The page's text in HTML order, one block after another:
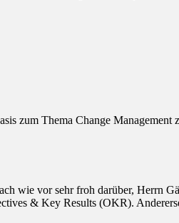
zum Thema Change
wie vor sehr froh darüber, Herrn
& Key Results (OKR).